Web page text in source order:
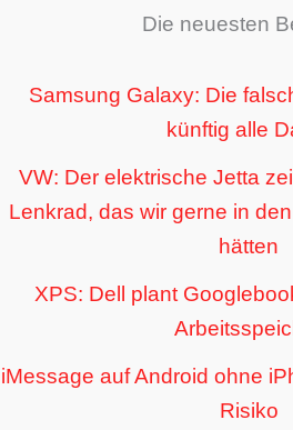
Die neuesten
Samsung Galaxy: Die
künftig alle
VW: Der elektrische Jetta
Lenkrad, das wir gerne in
hätten
XPS: Dell plant
iMessage auf Android ohne
Risiko